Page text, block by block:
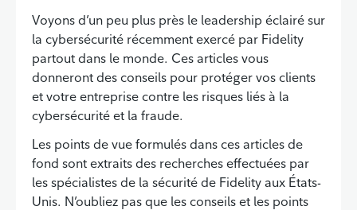
Voyons d’un peu plus près le leadership éclairé sur
la cybersécurité récemment exercé par Fidelity
partout dans le monde. Ces articles vous
donneront des conseils pour protéger vos clients
et votre entreprise contre les risques liés à la
cybersécurité et la fraude.
Les points de vue formulés dans ces articles de
fond sont extraits des recherches effectuées par
les spécialistes de la sécurité de Fidelity aux États-
Unis. N’oubliez pas que les conseils et les points